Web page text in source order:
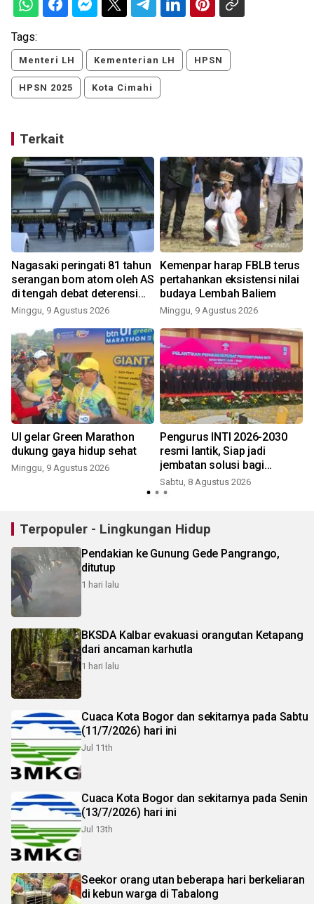
Tags:
Menteri LH Kementerian LH HPSN
HPSN 2025 Kota Cimahi
Terkait
Nagasaki peringati 81 tahun
serangan bom atom oleh AS
di tengah debat deterensi
nuklir
Minggu, 9 Agustus 2026
Kemenpar harap FBLB terus
pertahankan eksistensi nilai
budaya Lembah Baliem
Minggu, 9 Agustus 2026
UI gelar Green Marathon
dukung gaya hidup sehat
Minggu, 9 Agustus 2026
Pengurus INTI 2026-2030
resmi lantik, Siap jadi
jembatan solusi bagi
persoalan bangsa
Sabtu, 8 Agustus 2026
Terpopuler - Lingkungan Hidup
Pendakian ke Gunung Gede Pangrango,
ditutup
1 hari lalu
BKSDA Kalbar evakuasi orangutan Ketapang
dari ancaman karhutla
1 hari lalu
Cuaca Kota Bogor dan sekitarnya pada Sabtu
(11/7/2026) hari ini
Jul 11th
Cuaca Kota Bogor dan sekitarnya pada Senin
(13/7/2026) hari ini
Jul 13th
Seekor orang utan beberapa hari berkeliaran
di kebun warga di Tabalong